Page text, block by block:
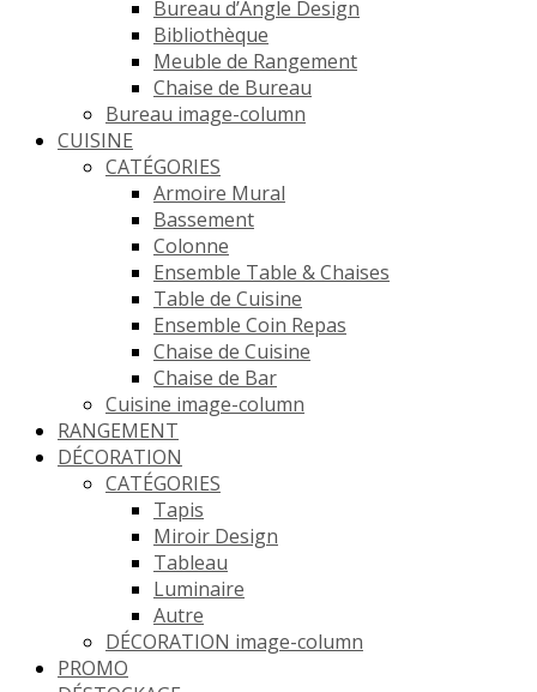
Bureau d’Angle Design
Bibliothèque
Meuble de Rangement
Chaise de Bureau
Bureau image-column
CUISINE
CATÉGORIES
Armoire Mural
Bassement
Colonne
Ensemble Table & Chaises
Table de Cuisine
Ensemble Coin Repas
Chaise de Cuisine
Chaise de Bar
Cuisine image-column
RANGEMENT
DÉCORATION
CATÉGORIES
Tapis
Miroir Design
Tableau
Luminaire
Autre
DÉCORATION image-column
PROMO